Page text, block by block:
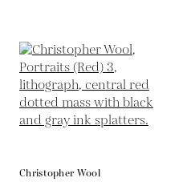
Christopher Wool